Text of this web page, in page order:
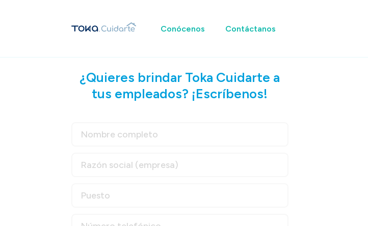
Conócenos Contáctanos
¿Quieres brindar Toka Cuidarte a
tus empleados? ¡Escríbenos!